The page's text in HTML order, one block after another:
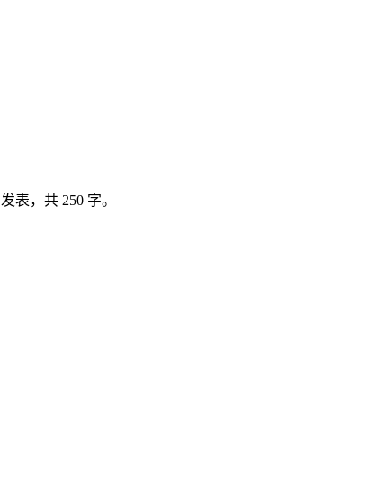
发表，共 250 字。